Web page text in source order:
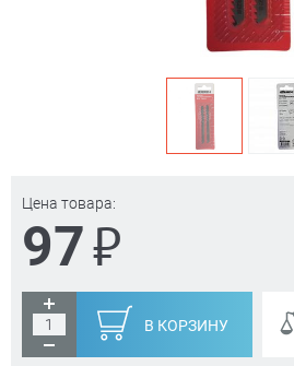
Цена товара:
97₽
В КОРЗИНУ